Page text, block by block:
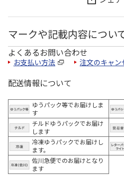
マークや記載内容につい
よくあるお問い合わせ
お支払い方法 注文のキャン
配送情報について
ゆうパック等でお届けしま
す
チルドゆうパックでお届け
します
冷凍ゆうパックでお届けし
ます。
佐川急便でのお届けとなり
ます